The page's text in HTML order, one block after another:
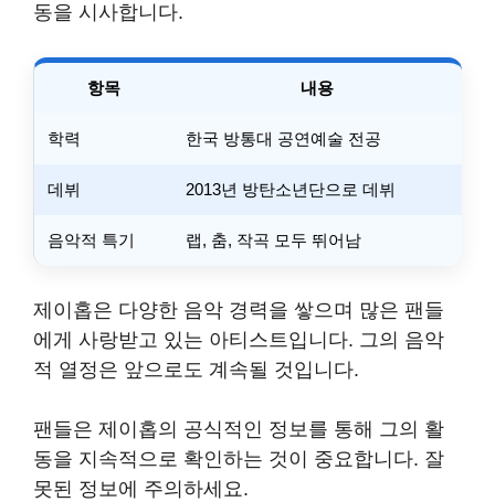
동을 시사합니다.
항목 내용
학력 한국 방통대 공연예술 전공
데뷔 2013년 방탄소년단으로 데뷔
음악적 특기 랩, 춤, 작곡 모두 뛰어남
제이홉은 다양한 음악 경력을 쌓으며 많은 팬들
에게 사랑받고 있는 아티스트입니다. 그의 음악
적 열정은 앞으로도 계속될 것입니다.
팬들은 제이홉의 공식적인 정보를 통해 그의 활
동을 지속적으로 확인하는 것이 중요합니다. 잘
못된 정보에 주의하세요.